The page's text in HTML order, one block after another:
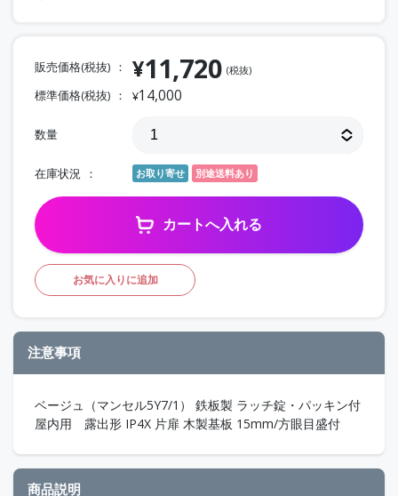
販売価格(税抜) ¥11,720 (税抜)
標準価格(税抜) ¥14,000
数量
在庫状況 お取り寄せ 別途送料あり
カートへ入れる
お気に入りに追加
注意事項
ベージュ（マンセル5Y7/1） 鉄板製 ラッチ錠・パッキン付
屋内用 露出形 IP4X 片扉 木製基板 15mm/方眼目盛付
商品説明